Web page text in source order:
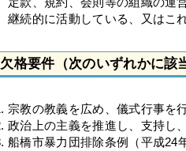
継続的に活動している、又はこ
欠格要件（次のいずれかに該
宗教の教義を広め、儀式行事を
政治上の主義を推進し、支持し
船橋市暴力団排除条例（平成24